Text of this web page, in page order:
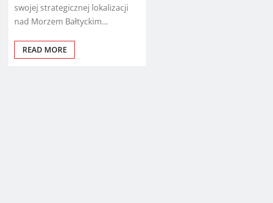
swojej strategicznej lokalizacji
nad Morzem Bałtyckim…
READ MORE